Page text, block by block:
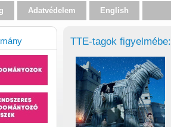
Adatvédelem English
TTE-tagok figyelmébe: